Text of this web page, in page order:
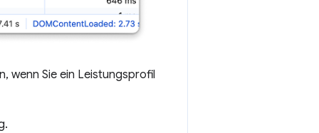
wenn Sie ein Leistungsprofil